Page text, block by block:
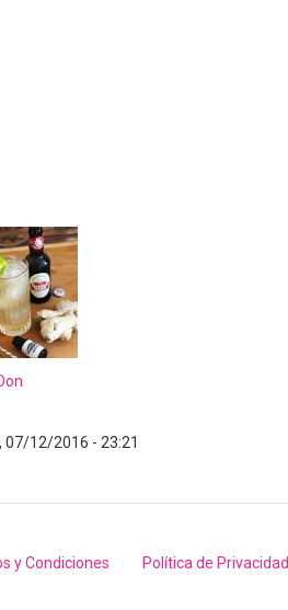
07/12/2016 - 23:21
y Condiciones Política de Privacidad